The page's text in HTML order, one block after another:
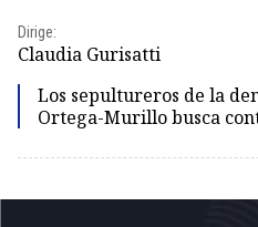
Dirige:
Claudia Gurisatti
Los sepultureros de la
Ortega-Murillo busca